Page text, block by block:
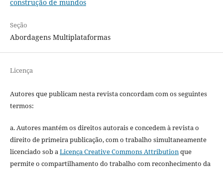
construção de mundos
Seção
Abordagens Multiplataformas
Licença
Autores que publicam nesta revista concordam com os seguintes
termos:
a. Autores mantém os direitos autorais e concedem à revista o
direito de primeira publicação, com o trabalho simultaneamente
licenciado sob aLicença Creative Commons Attributionque
permite o compartilhamento do trabalho com reconhecimento da